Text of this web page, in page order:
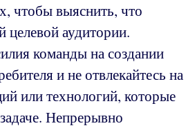
чтобы выяснить, что
целевой аудитории.
команды на создании
и не отвлекайтесь на
или технологий, которые
Непрерывно